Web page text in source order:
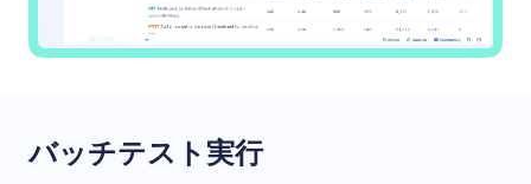
バッチテスト実行